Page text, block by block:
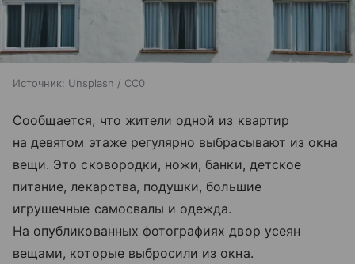
Источник: Unsplash / CC0
Сообщается, что жители одной из квартир
на девятом этаже регулярно выбрасывают из окна
вещи. Это сковородки, ножи, банки, детское
питание, лекарства, подушки, большие
игрушечные самосвалы и одежда.
На опубликованных фотографиях двор усеян
вещами, которые выбросили из окна.